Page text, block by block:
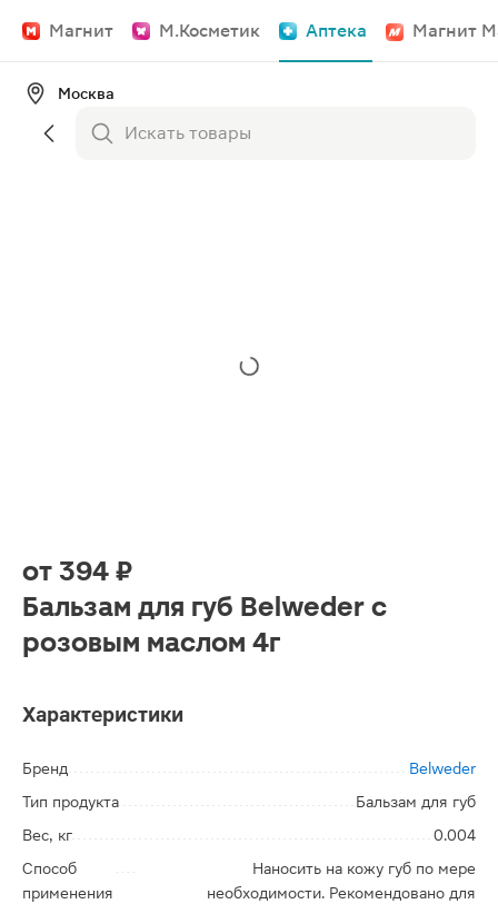
Магнит М.Косметик Аптека Магнит
Москва
от 394 ₽
Бальзам для губ Belweder с
розовым маслом 4г
Характеристики
Бренд
Belweder
Тип продукта
Бальзам для губ
Вес, кг
0.004
Способ
применения
Наносить на кожу губ по мере
необходимости. Рекомендовано для